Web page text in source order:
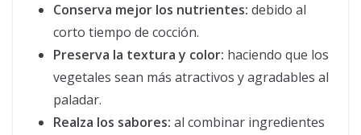
Conserva mejor los nutrientes: debido al
corto tiempo de cocción.
Preserva la textura y color: haciendo que los
vegetales sean más atractivos y agradables al
paladar.
Realza los sabores: al combinar ingredientes